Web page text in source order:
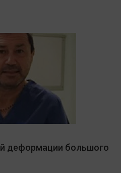
деформации большого